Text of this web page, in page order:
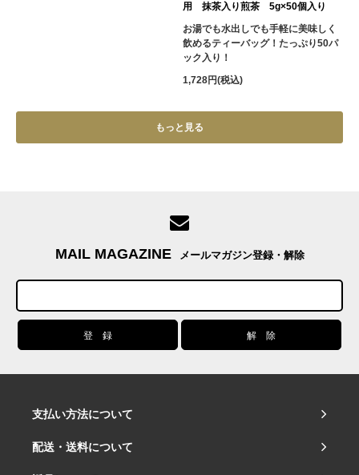
用 抹茶入り煎茶 5g×50個入り
お湯でも水出しでも手軽に美味しく
飲めるティーバッグ！たっぷり50パ
ック入り！
1,728円(税込)
もっと見る
MAIL MAGAZINE メールマガジン登録・解除
支払い方法について
配送・送料について